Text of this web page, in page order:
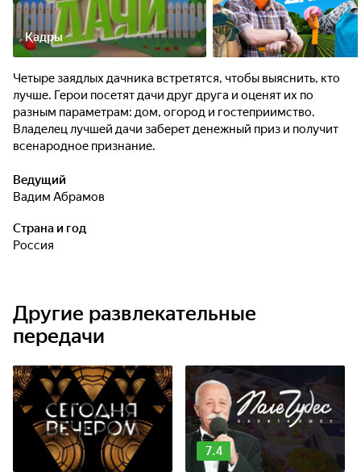
Кадры
Четыре заядлых дачника встретятся, чтобы выяснить, кто
лучше. Герои посетят дачи друг друга и оценят их по
разным параметрам: дом, огород и гостеприимство.
Владелец лучшей дачи заберет денежный приз и получит
всенародное признание.
Ведущий
Вадим Абрамов
Страна и год
Россия
Другие развлекательные
передачи
7.4